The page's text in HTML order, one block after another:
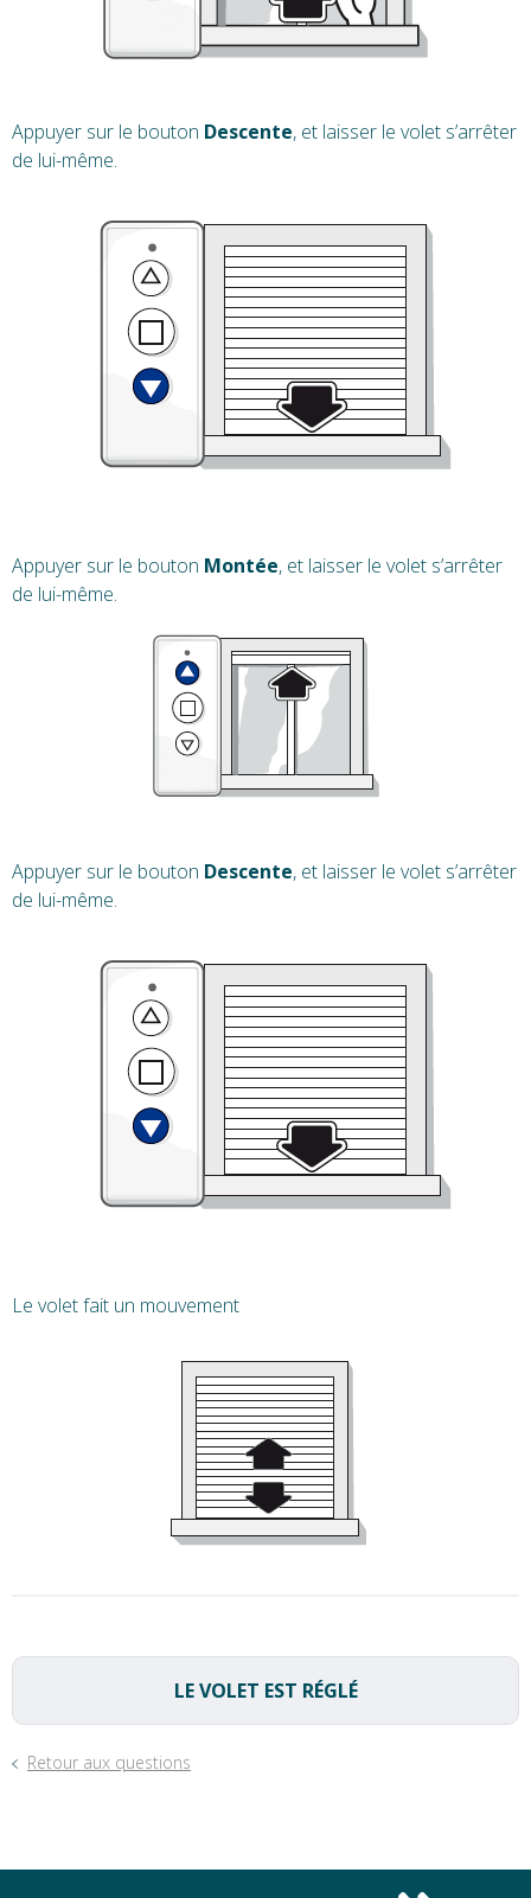
Appuyer sur le bouton Descente, et laisser le volet s’arrêter
de lui-même.
Appuyer sur le bouton Montée, et laisser le volet s’arrêter
de lui-même.
Appuyer sur le bouton Descente, et laisser le volet s’arrêter
de lui-même.
Le volet fait un mouvement
LE VOLET EST RÉGLÉ
Retour aux questions